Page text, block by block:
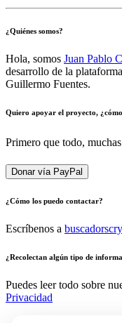
¿Quiénes somos?
Hola, somos Juan Pablo
desarrollo de la
Guillermo Fuentes.
Quiero apoyar el proyecto,
Primero que todo,
Donar vía PayPal
¿Cómo los puedo contactar?
Escríbenos a
¿Recolectan algún tipo de
Puedes leer todo sobre
Privacidad